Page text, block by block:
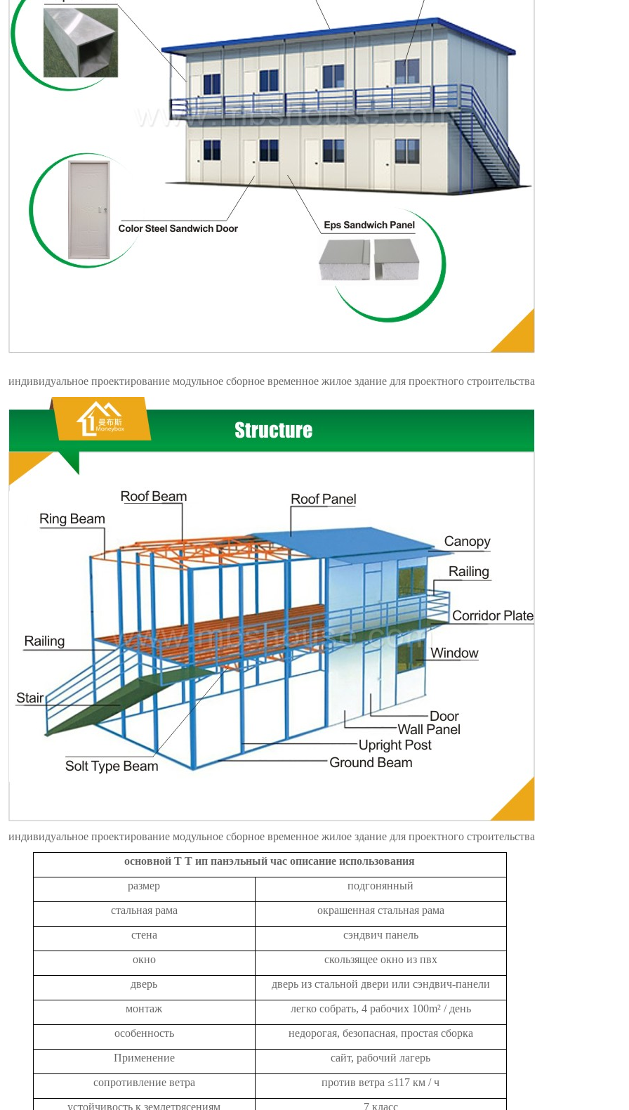
индивидуальное проектирование модульное сборное временное жилое здание для проектного строительства
индивидуальное проектирование модульное сборное временное жилое здание для проектного строительства
основной T T ип панэльный час описание использования
размер подгонянный
стальная рама окрашенная стальная рама
стена сэндвич панель
окно скользящее окно из пвх
дверь дверь из стальной двери или сэндвич-панели
монтаж легко собрать, 4 рабочих 100m² / день
особенность недорогая, безопасная, простая сборка
Применение сайт, рабочий лагерь
сопротивление ветра против ветра ≤117 км / ч
устойчивость к землетрясениям 7 класс